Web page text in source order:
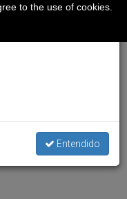
Entendido
to the use of cookies.